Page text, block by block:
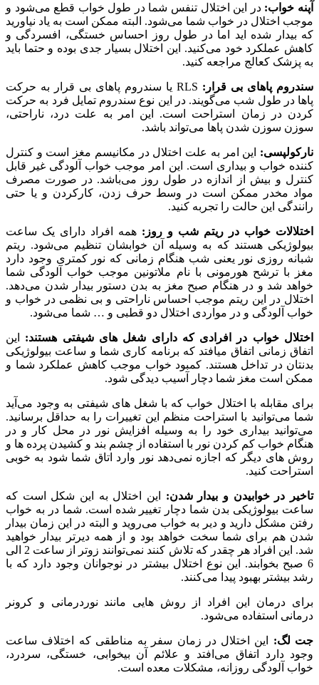
آپنه خواب: در این اختلال تنفس شما در طول خواب قطع می‌شود و
موجب اختلال در خواب شما می‌شود. البته ممکن است به یاد نیاورید
که بیدار شده اید اما در طول روز احساس خستگی، افسردگی و
کاهش عملکرد خود می‌کنید. این اختلال بسیار جدی بوده و حتما باید
به پزشک کعالج مراجعه کنید.
سندروم پاهای بی قرار:
RLS یا سندروم پاهای بی قرار به حرکت
پاها در طول شب می‌گویند. در این نوع سندروم تمایل فرد به حرکت
کردن در زمان استراحت است. این امر به علت درد، ناراحتی،
سوزن سوزن شدن پاها می‌تواند باشد.
نارکولپسی: این امر به علت اختلال در مکانیسم مغز است و کنترل
کننده خواب و بیداری است. این امر موجب خواب آلودگی غیر قابل
کنترل و بیش از اندازه در طول روز می‌باشد. در صورت مصرف
مواد مخدر ممکن است در وسط حرف زدن، کارکردن و یا حتی
رانندگی این حالت را تجربه کنید.
اختلالات خواب در ریتم شب و روز: همه افراد دارای یک ساعت
بیولوژیکی هستند که به وسیله آن خوابشان تنظیم می‌شود. ریتم
شبانه روزی نور یعنی شب هنگام زمانی که نور کمتری وجود دارد
مغز با ترشح هورمونی با نام ملاتونین موجب خواب آلودگی شما
خواهد شد و در هنگام صبح مغز به بدن دستور بیدار شدن می‌دهد.
اختلال در این ریتم موجب احساس ناراحتی و بی نظمی در خواب و
خواب آلودگی و در مواردی اختلال دو قطبی و … شما می‌شود.
اختلال خواب در افرادی که دارای شغل های شیفتی هستند: این
اتفاق زمانی اتفاق میافتد که برنامه کاری شما و ساعت بیولوژیکی
بدنتان در تداخل هستند. کمبود خواب موجب کاهش عملکرد شما و
ممکن است مغز شما دچار آسیب دیدگی شود.
برای مقابله با اختلال خواب که با شغل های شیفتی به وجود می‌آید
شما می‌توانید با استراحت منظم این تغییرات را به حداقل برسانید.
می‌توانید بیداری خود را به وسیله افزایش نور در محل کار و در
هنگام خواب کم کردن نور با استفاده از چشم بند و کشیدن پرده ها و
روش های دیگر که اجازه نمی‌دهد نور وارد اتاق شما شود به خوبی
استراحت کنید.
تاخیر در خوابیدن و بیدار شدن: این اختلال به این شکل است که
ساعت بیولوژیکی بدن شما دچار تغییر شده است. شما در به خواب
رفتن مشکل دارید و دیر به خواب می‌روید و البته در این زمان بیدار
شدن هم برای شما سخت خواهد بود و از همه دیرتر بیدار خواهید
شد. این افراد هر چقدر که تلاش کنند نمی‌توانند زوتر از ساعت 2 الی
6 صبح بخوابند. این نوع اختلال بیشتر در نوجوانان وجود دارد که با
رشد بیشتر بهبود پیدا می‌کنند.
برای درمان این افراد از روش هایی مانند نوردرمانی و کرونر
درمانی استفاده می‌شود.
جت لگ: این اختلال در زمان سفر به مناطقی که اختلاف ساعت
وجود دارد اتفاق می‌افتد و علائم آن بیخوابی، خستگی، سردرد،
خواب آلودگی روزانه، مشکلات معده است.